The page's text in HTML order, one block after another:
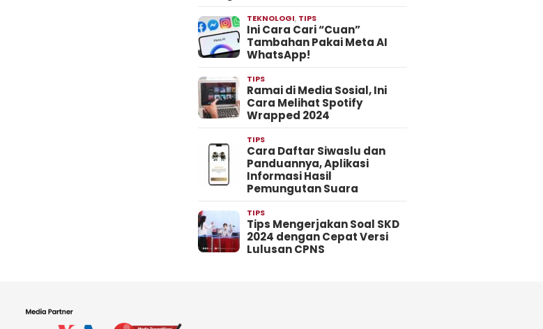
TEKNOLOGI, TIPS
Ini Cara Cari “Cuan”
Tambahan Pakai Meta AI
WhatsApp!
TIPS
Ramai di Media Sosial, Ini
Cara Melihat Spotify
Wrapped 2024
TIPS
Cara Daftar Siwaslu dan
Panduannya, Aplikasi
Informasi Hasil
Pemungutan Suara
TIPS
Tips Mengerjakan Soal SKD
2024 dengan Cepat Versi
Lulusan CPNS